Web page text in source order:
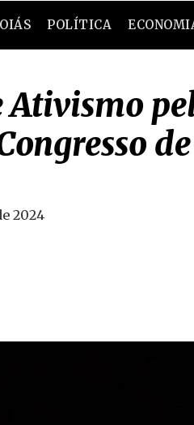
POLÍTICA
Ativismo
2024